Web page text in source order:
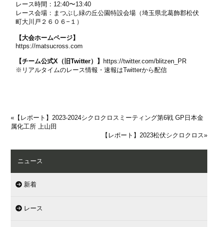
レース時間： 12:40〜13:40
レース会場：まつぶし緑の丘公園特設会場（埼玉県北葛飾郡松伏
町大川戸２６０６−１）
【大会ホームページ】
https://matsucross.com
【チーム公式X（旧Twitter）】
https://twitter.com/blitzen_PR
※リアルタイムのレース情報・速報はTwitterから配信
« 【レポート】2023-2024シクロクロスミーティング第6戦 GP日本金
属化工所 上山田
【レポート】2023松伏シクロクロス»
ニュース
新着
レース